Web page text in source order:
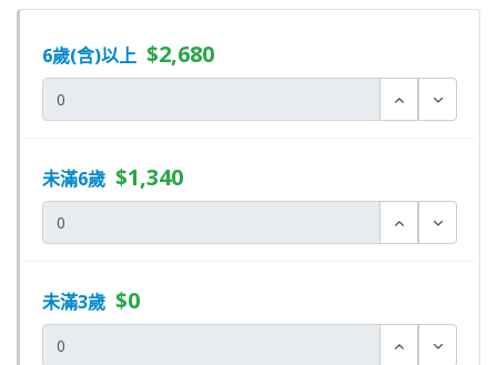
6歲(含)以上 $2,680
未滿6歲 $1,340
未滿3歲 $0